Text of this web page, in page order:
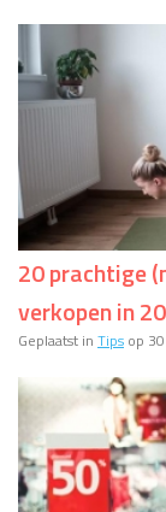
20 prachtige
verkopen in
Geplaatst in Tips op